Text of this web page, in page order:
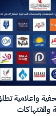
واعلامية